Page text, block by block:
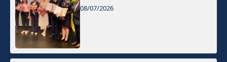
08/07/2026